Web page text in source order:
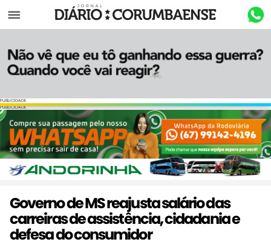
Menu
PUBLICIDADE
PUBLICIDADE
Governo de MS reajusta salário das
carreiras de assistência, cidadania e
defesa do consumidor